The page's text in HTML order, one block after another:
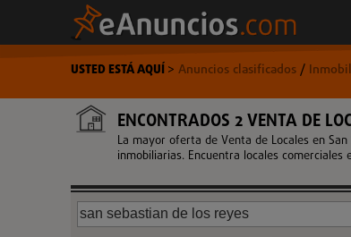
USTED ESTÁ AQUÍ> Anuncios clasificados/
ENCONTRADOS 2 VENTA DE
La mayor oferta de Venta de Locales en
inmobiliarias. Encuentra locales comerciales